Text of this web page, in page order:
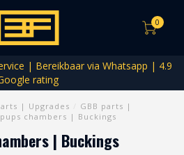
0
| Bereikbaar via Whatsapp | 4.9
rating
| Upgrades
GBB parts |
chambers | Buckings
| Buckings